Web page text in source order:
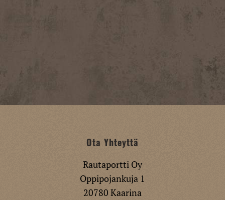
Ota Yhteyttä
Rautaportti Oy
Oppipojankuja 1
20780 Kaarina